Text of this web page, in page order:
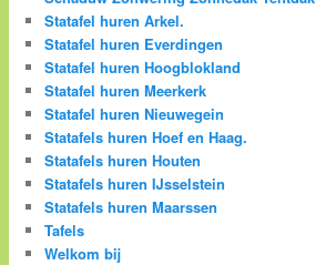
Statafel huren Arkel.
Statafel huren Everdingen
Statafel huren Hoogblokland
Statafel huren Meerkerk
Statafel huren Nieuwegein
Statafels huren Hoef en Haag.
Statafels huren Houten
Statafels huren IJsselstein
Statafels huren Maarssen
Tafels
Welkom bij